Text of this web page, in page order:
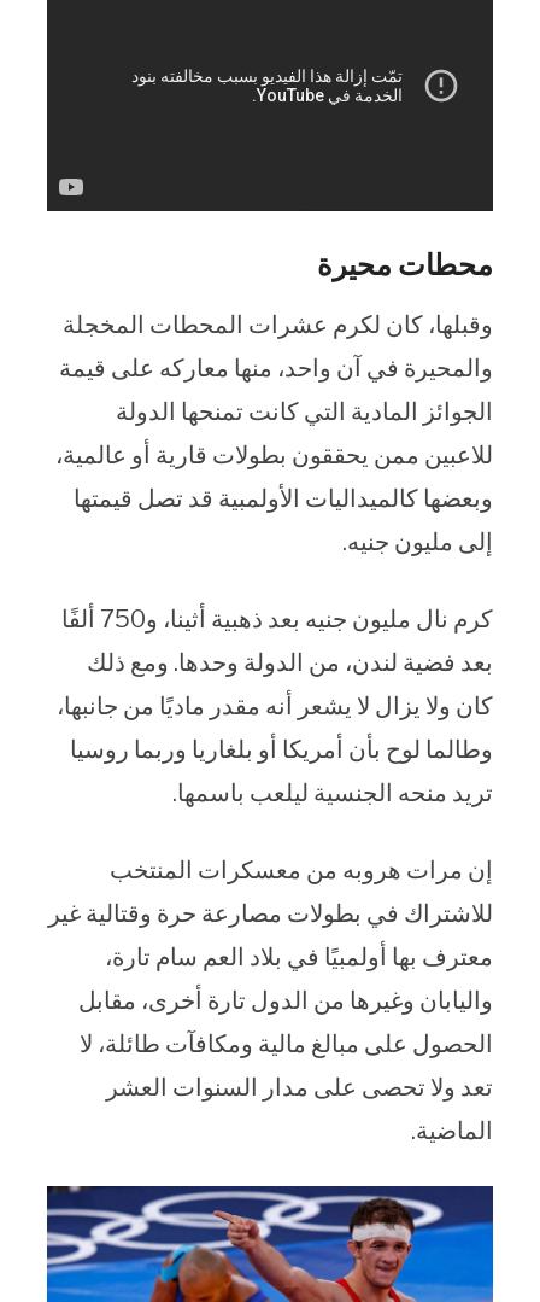
محطات محيرة
وقبلها، كان لكرم عشرات المحطات المخجلة
والمحيرة في آن واحد، منها معاركه على قيمة
الجوائز المادية التي كانت تمنحها الدولة
للاعبين ممن يحققون بطولات قارية أو عالمية،
وبعضها كالميداليات الأولمبية قد تصل قيمتها
إلى مليون جنيه.
كرم نال مليون جنيه بعد ذهبية أثينا، و750 ألفًا
بعد فضية لندن، من الدولة وحدها. ومع ذلك
كان ولا يزال لا يشعر أنه مقدر ماديًا من جانبها،
وطالما لوح بأن أمريكا أو بلغاريا وربما روسيا
تريد منحه الجنسية ليلعب باسمها.
إن مرات هروبه من معسكرات المنتخب
للاشتراك في بطولات مصارعة حرة وقتالية غير
معترف بها أولمبيًا في بلاد العم سام تارة،
واليابان وغيرها من الدول تارة أخرى، مقابل
الحصول على مبالغ مالية ومكافآت طائلة، لا
تعد ولا تحصى على مدار السنوات العشر
الماضية.